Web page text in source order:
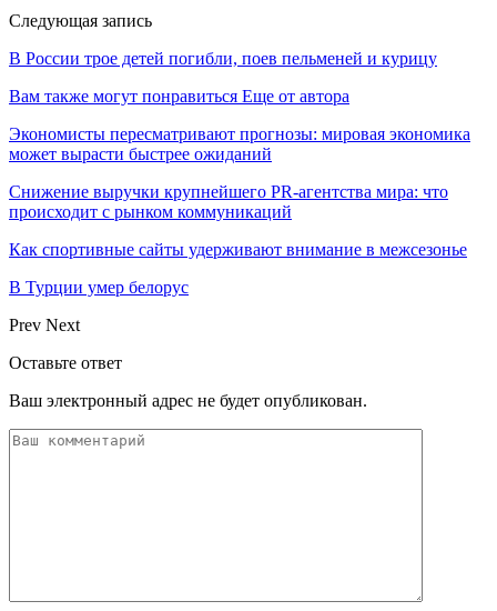
Следующая запись
В России трое детей погибли, поев пельменей и курицу
Вам также могут понравиться Еще от автора
Экономисты пересматривают прогнозы: мировая экономика
может вырасти быстрее ожиданий
Снижение выручки крупнейшего PR-агентства мира: что
происходит с рынком коммуникаций
Как спортивные сайты удерживают внимание в межсезонье
В Турции умер белорус
Prev Next
Оставьте ответ
Ваш электронный адрес не будет опубликован.